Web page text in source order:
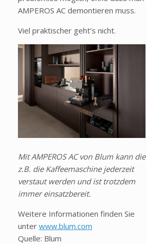
AMPEROS AC demontieren muss.
Viel praktischer geht’s nicht.
Mit AMPEROS AC von Blum kann die
z.B. die Kaffeemaschine jederzeit
verstaut werden und ist trotzdem
immer einsatzbereit.
Weitere Informationen finden Sie
unter www.blum.com
Quelle: Blum